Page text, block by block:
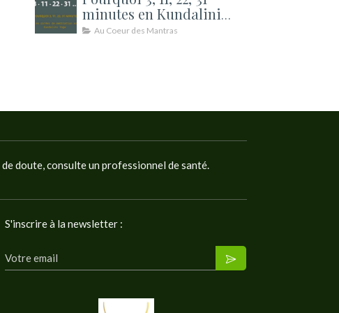
minutes en Kundalini
Yoga ? Les durées de
Au Coeur des Mantras
doute, consulte un professionnel de santé.
S'inscrire à la newsletter :
Votre email